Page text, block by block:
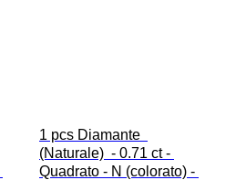
1 pcs Diamante
(Naturale)  - 0.71 ct -
Quadrato - N (colorato) -